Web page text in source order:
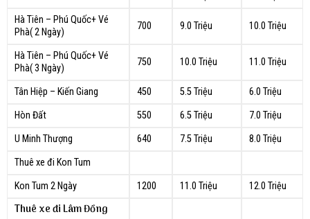
Hà Tiên – Phú Quốc+ Vé
Phà( 2 Ngày)
700 9.0 Triệu 10.0 Triệu
Hà Tiên – Phú Quốc+ Vé
Phà( 3 Ngày)
750 10.0 Triệu 11.0 Triệu
Tân Hiệp – Kiến Giang 450 5.5 Triệu
6.0 Triệu
Hòn Đất
550 6.5 Triệu
7.0 Triệu
U Minh Thượng
640 7.5 Triệu
8.0 Triệu
Thuê xe đi Kon Tum
Kon Tum 2 Ngày
1200 11.0 Triệu 12.0 Triệu
Thuê xe đi Lâm Đồng